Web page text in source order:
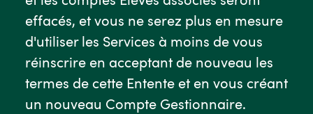
effacés, et vous ne serez plus en mesure
d'utiliser les Services à moins de vous
réinscrire en acceptant de nouveau les
termes de cette Entente et en vous créant
un nouveau Compte Gestionnaire.